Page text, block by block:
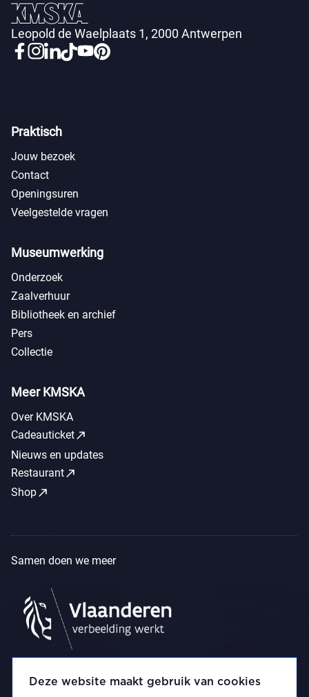
Deze website maakt gebruik van cookies
Leopold de Waelplaats 1, 2000 Antwerpen
Praktisch
Jouw bezoek
Contact
Openingsuren
Veelgestelde vragen
Museumwerking
Onderzoek
Zaalverhuur
Bibliotheek en archief
Pers
Collectie
Meer KMSKA
Over KMSKA
Cadeauticketcall_made
Nieuws en updates
Restaurantcall_made
Shopcall_made
Samen doen we meer